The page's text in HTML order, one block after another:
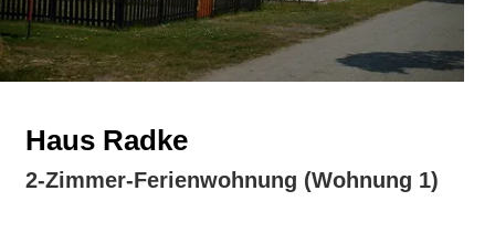
Haus Radke
2-Zimmer-Ferienwohnung (Wohnung 1)